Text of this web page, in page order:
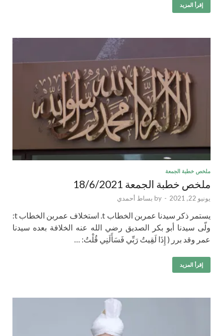
إقرأ المزيد
ملخص خطبة الجمعة
ملخص خطبة الجمعة 18/6/2021
يونيو 22, 2021 -
by بساط أحمدي
يستمر ذكر سيدنا عمربن الخطاب t. استخلاف عمربن الخطاب t:
ولّى سيدنا أبو بكر الصديق رضي الله عنه الخلافة بعده سيدنا
عمر وقد برر ( إِذَا لَقِيتُ رَبِّي فَسَأَلَنِي قُلْتُ: …
إقرأ المزيد